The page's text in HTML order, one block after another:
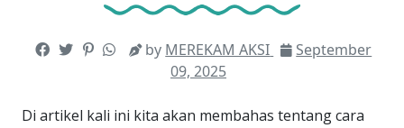
by MEREKAM AKSI
September
09, 2025
Di artikel kali ini kita akan membahas tentang cara